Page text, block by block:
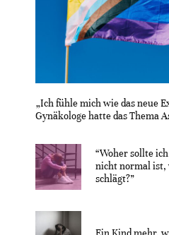
„Ich fühle mich wie das neue
Gynäkologe hatte das Thema
“Woher sollte
nicht normal ist,
schlägt?”